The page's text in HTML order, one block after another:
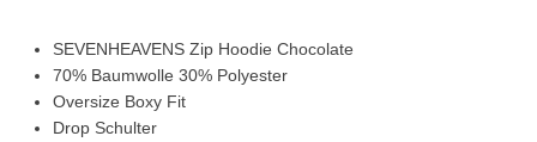
SEVENHEAVENS Zip Hoodie Chocolate
70% Baumwolle 30% Polyester
Oversize Boxy Fit
Drop Schulter